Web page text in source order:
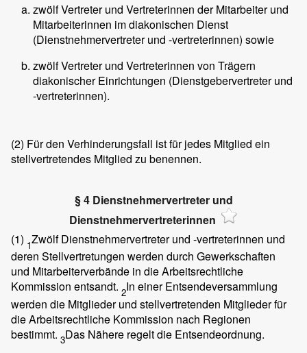
zwölf Vertreter und Vertreterinnen der Mitarbeiter und
Mitarbeiterinnen im diakonischen Dienst
(Dienstnehmervertreter und -vertreterinnen) sowie
zwölf Vertreter und Vertreterinnen von Trägern
diakonischer Einrichtungen (Dienstgebervertreter und
-vertreterinnen).
(2) Für den Verhinderungsfall ist für jedes Mitglied ein
stellvertretendes Mitglied zu benennen.
§ 4 Dienstnehmervertreter und
Dienstnehmervertreterinnen
(1) 1Zwölf Dienstnehmervertreter und -vertreterinnen und
deren Stellvertretungen werden durch Gewerkschaften
und Mitarbeiterverbände in die Arbeitsrechtliche
Kommission entsandt. 2In einer Entsendeversammlung
werden die Mitglieder und stellvertretenden Mitglieder für
die Arbeitsrechtliche Kommission nach Regionen
bestimmt. 3Das Nähere regelt die Entsendeordnung.